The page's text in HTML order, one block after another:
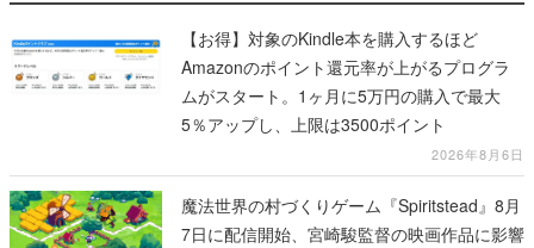
【お得】対象のKindle本を購入するほど
Amazonのポイント還元率が上がるプログラ
ムがスタート。1ヶ月に5万円の購入で最大
5％アップし、上限は3500ポイント
2026年8月6日
魔法世界の村づくりゲーム『Spiritstead』8月
7日に配信開始、宮崎駿監督の映画作品に影響